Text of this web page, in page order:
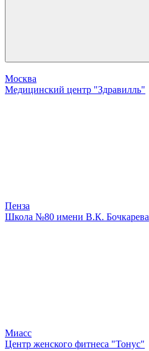
Москва
Медицинский центр "Здравилль"
Пенза
Школа №80 имени В.К. Бочкарева
Миасс
Центр женского фитнеса "Тонус"